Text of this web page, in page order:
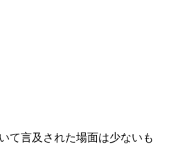
て言及された場面は少ないも